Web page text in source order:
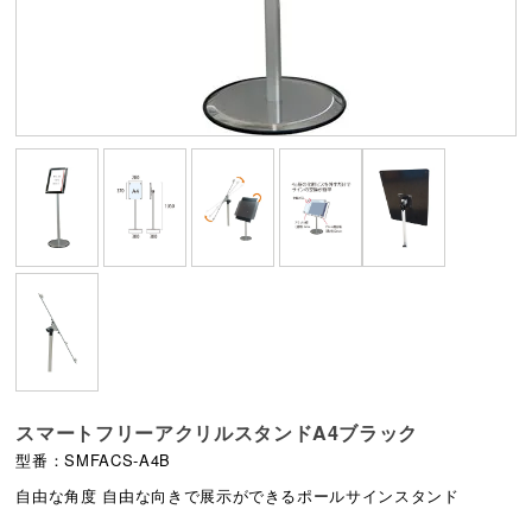
スマートフリーアクリルスタンドA4ブラック
型番：SMFACS-A4B
自由な角度 自由な向きで展示ができるポールサインスタンド